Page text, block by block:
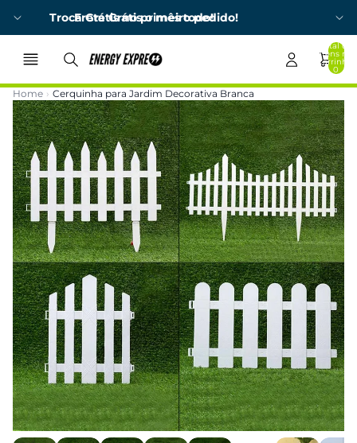
Frete Grátis o mês todo!
Troca Grátis no primeiro pedido!
Total de
itens no
carrinho:
0
Home › Cerquinha para Jardim Decorativa Branca